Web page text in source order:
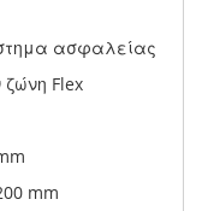
ασφαλείας
ζώνη Flex
mm